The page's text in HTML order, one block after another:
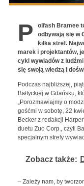
P
olfash Bramee
odbywają się w
kilka stref.
marek i projektantów,
cykl wywiadów z
się swoją wiedzą i
Podczas najbliższej,
Bałtyckiej w Gdańsku,
„Porozmawiajmy o
gośćmi w sobotę, 22
Becker z redakcji
duetu Zuo Corp., czyli
specjalnym strefy
Zobacz także:
– Zależy nam, by